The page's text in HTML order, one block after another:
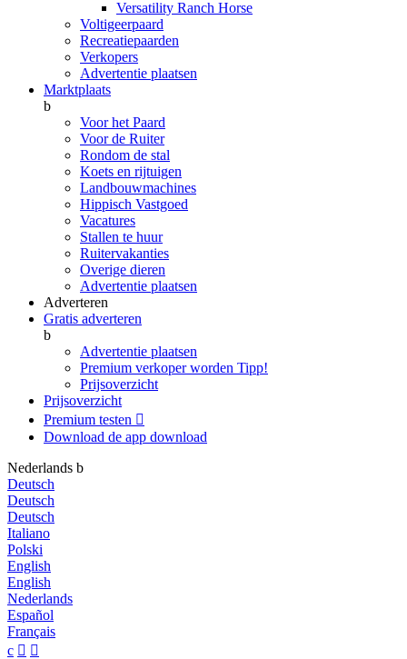
Versatility Ranch Horse
Voltigeerpaard
Recreatiepaarden
Verkopers
Advertentie plaatsen
Marktplaats
b
Voor het Paard
Voor de Ruiter
Rondom de stal
Koets en rijtuigen
Landbouwmachines
Hippisch Vastgoed
Vacatures
Stallen te huur
Ruitervakanties
Overige dieren
Advertentie plaatsen
Adverteren
Gratis adverteren
b
Advertentie plaatsen
Premium verkoper worden Tipp!
Prijsoverzicht
Prijsoverzicht
Premium testen 
Download de app download
Nederlands b
Deutsch
Deutsch
Deutsch
Italiano
Polski
English
English
Nederlands
Español
Français
c  